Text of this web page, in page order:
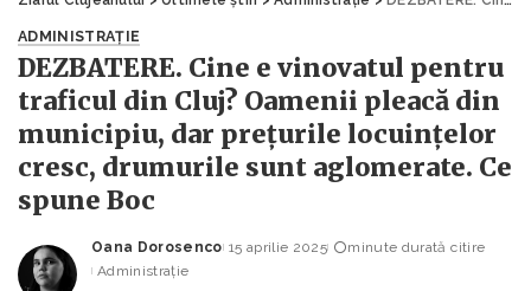
ADMINISTRAȚIE
DEZBATERE. Cine e vinovatul pentru
traficul din Cluj? Oamenii pleacă din
municipiu, dar prețurile locuințelor
cresc, drumurile sunt aglomerate. Ce
spune Boc
Posted
by
Oana Dorosenco 15 aprilie 2025
minute durată citire
Administrație